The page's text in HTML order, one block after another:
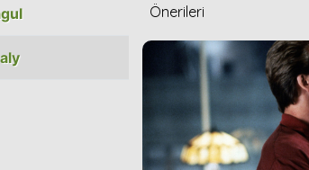
Önerileri